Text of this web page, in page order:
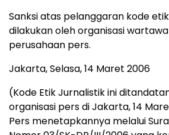
Sanksi atas pelanggaran kode
dilakukan oleh organisasi
perusahaan pers.
Jakarta, Selasa, 14 Maret 2006
(Kode Etik Jurnalistik ini
organisasi pers di Jakarta, 14
Pers menetapkannya melalui